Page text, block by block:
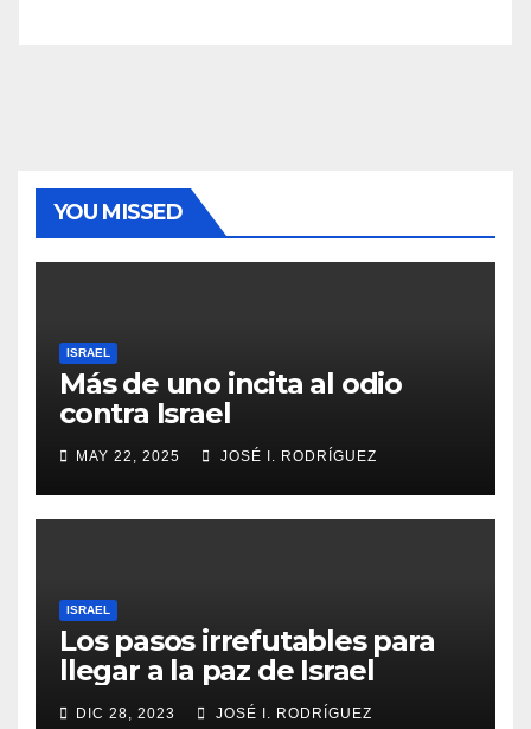
YOU MISSED
ISRAEL
Más de uno incita al odio
contra Israel
MAY 22, 2025 JOSÉ I. RODRÍGUEZ
ISRAEL
Los pasos irrefutables para
llegar a la paz de Israel
DIC 28, 2023 JOSÉ I. RODRÍGUEZ